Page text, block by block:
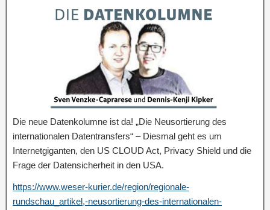
Die neue Datenkolumne ist da! „Die Neusortierung des
internationalen Datentransfers“ – Diesmal geht es um
Internetgiganten, den US CLOUD Act, Privacy Shield und die
Frage der Datensicherheit in den USA.
https://www.weser-kurier.de/region/regionale-
rundschau_artikel,-neusortierung-des-internationalen-